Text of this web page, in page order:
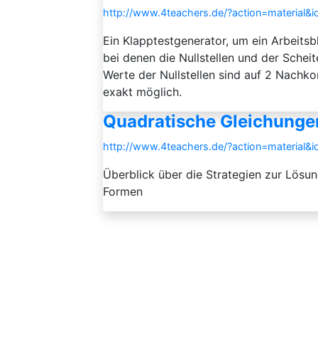
http://www.4teachers.de/
Ein Klapptestgenerator, um ein
bei denen die Nullstellen und der
Werte der Nullstellen sind auf 2
exakt möglich.
Quadratische
http://www.4teachers.de/
Überblick über die Strategien zur
Formen